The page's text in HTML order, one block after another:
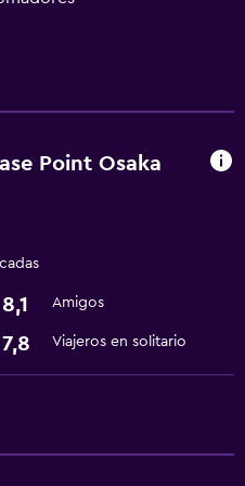
Point Osaka
8,1 Amigos
7,8 Viajeros en solitario